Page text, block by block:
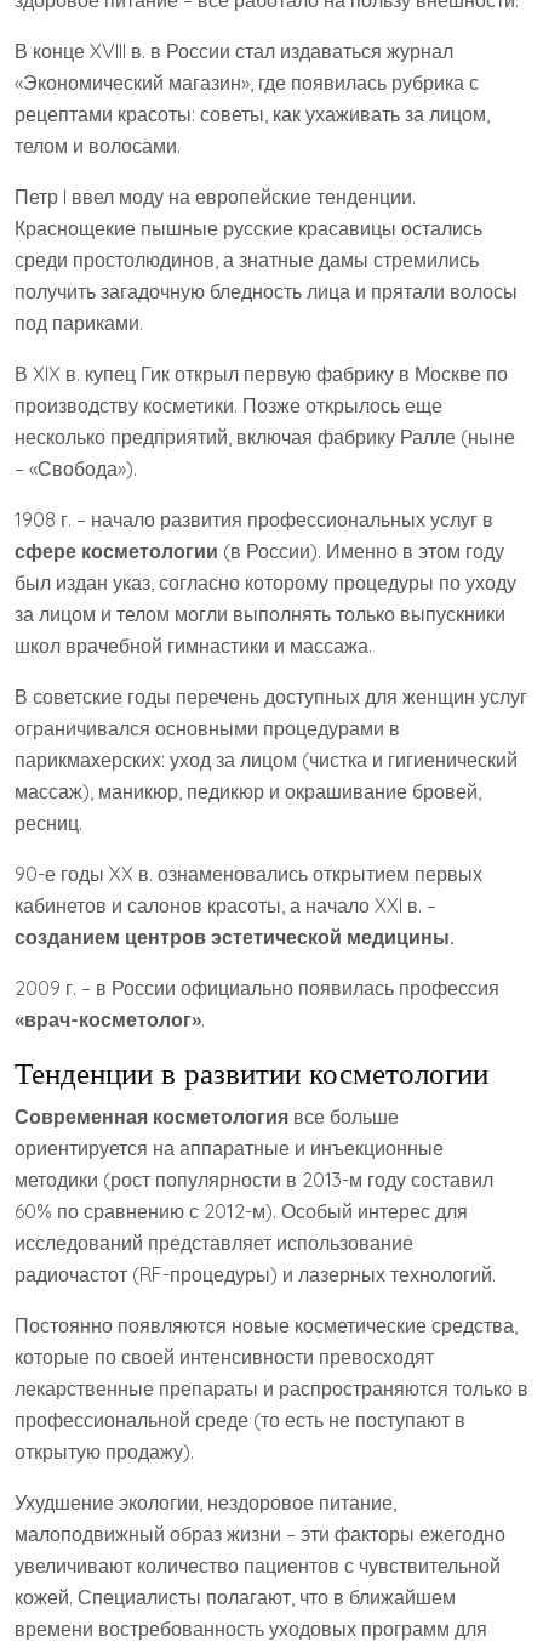
В конце XVIII в. в России стал издаваться журнал
«Экономический магазин», где появилась рубрика с
рецептами красоты: советы, как ухаживать за лицом,
телом и волосами.
Петр I ввел моду на европейские тенденции.
Краснощекие пышные русские красавицы остались
среди простолюдинов, а знатные дамы стремились
получить загадочную бледность лица и прятали волосы
под париками.
В XIX в. купец Гик открыл первую фабрику в Москве по
производству косметики. Позже открылось еще
несколько предприятий, включая фабрику Ралле (ныне
– «Свобода»).
1908 г. – начало развития профессиональных услуг в
сфере косметологии (в России). Именно в этом году
был издан указ, согласно которому процедуры по уходу
за лицом и телом могли выполнять только выпускники
школ врачебной гимнастики и массажа.
В советские годы перечень доступных для женщин услуг
ограничивался основными процедурами в
парикмахерских: уход за лицом (чистка и гигиенический
массаж), маникюр, педикюр и окрашивание бровей,
ресниц.
90-е годы XX в. ознаменовались открытием первых
кабинетов и салонов красоты, а начало XXI в. –
созданием центров эстетической медицины.
2009 г. – в России официально появилась профессия
«врач-косметолог».
Тенденции в развитии косметологии
Современная косметология все больше
ориентируется на аппаратные и инъекционные
методики (рост популярности в 2013-м году составил
60% по сравнению с 2012-м). Особый интерес для
исследований представляет использование
радиочастот (RF-процедуры) и лазерных технологий.
Постоянно появляются новые косметические средства,
которые по своей интенсивности превосходят
лекарственные препараты и распространяются только в
профессиональной среде (то есть не поступают в
открытую продажу).
Ухудшение экологии, нездоровое питание,
малоподвижный образ жизни – эти факторы ежегодно
увеличивают количество пациентов с чувствительной
кожей. Специалисты полагают, что в ближайшем
времени востребованность уходовых программ для